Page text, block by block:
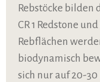
Rebstöcke bilden
CR 1 Redstone
Rebflächen
biodynamisch
sich nur auf 20-